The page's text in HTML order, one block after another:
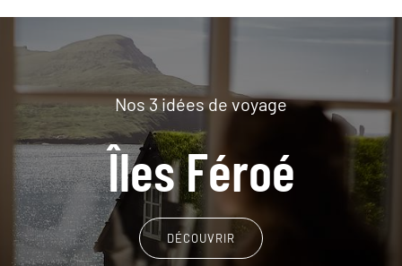
Nos 3 idées de voyage
Îles Féroé
DÉCOUVRIR